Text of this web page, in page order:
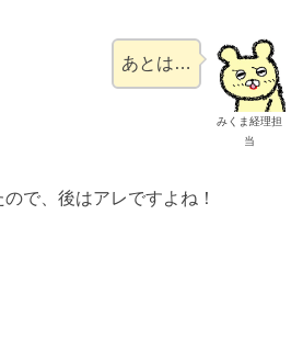
みくま経理担
当
あとは…
で、後はアレですよね！